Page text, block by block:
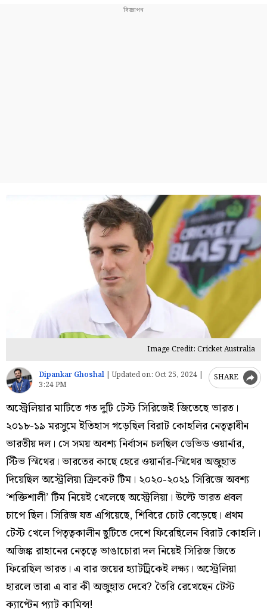
Image Credit: Cricket Australia
Dipankar Ghoshal |Updated on: Oct 25, 2024 |
3:24 PM
SHARE
অস্ট্রেলিয়ার মাটিতে গত দুটি টেস্ট সিরিজেই জিতেছে ভারত।
২০১৮-১৯ মরসুমে ইতিহাস গড়েছিল বিরাট কোহলির নেতৃত্বাধীন
ভারতীয় দল। সে সময় অবশ্য নির্বাসন চলছিল ডেভিড ওয়ার্নার,
স্টিভ স্মিথের। ভারতের কাছে হেরে ওয়ার্নার-স্মিথের অজুহাত
দিয়েছিল অস্ট্রেলিয়া ক্রিকেট টিম। ২০২০-২০২১ সিরিজে অবশ্য
‘শক্তিশালী’ টিম নিয়েই খেলেছে অস্ট্রেলিয়া। উল্টে ভারত প্রবল
চাপে ছিল। সিরিজ যত এগিয়েছে, শিবিরে চোট বেড়েছে। প্রথম
টেস্ট খেলে পিতৃত্বকালীন ছুটিতে দেশে ফিরেছিলেন বিরাট কোহলি।
অজিঙ্ক রাহানের নেতৃত্বে ভাঙাচোরা দল নিয়েই সিরিজ জিতে
ফিরেছিল ভারত। এ বার জয়ের হ্যাটট্রিকেই লক্ষ্য। অস্ট্রেলিয়া
হারলে তারা এ বার কী অজুহাত দেবে? তৈরি রেখেছেন টেস্ট
ক্যাপ্টেন প্যাট কামিন্স!